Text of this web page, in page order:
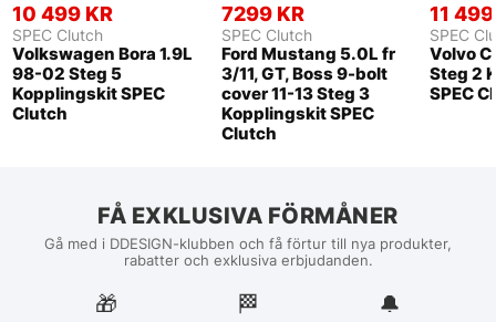
10 499 KR
SPEC Clutch
Volkswagen Bora 1.9L
98-02 Steg 5
Kopplingskit SPEC
Clutch
7299 KR
SPEC Clutch
Ford Mustang 5.0L fr
3/11, GT, Boss 9-bolt
cover 11-13 Steg 3
Kopplingskit SPEC
Clutch
11
SPEC
Volvo
Steg 2
SPEC
FÅ EXKLUSIVA FÖRMÅNER
Gå med i DDESIGN-klubben och få förtur till nya produkter,
rabatter och exklusiva erbjudanden.
🎁 🏁︎ 🔔